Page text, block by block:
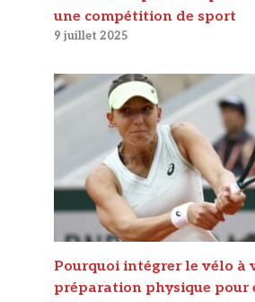
une compétition de sport
9 juillet 2025
Pourquoi intégrer le vélo à
préparation physique pour